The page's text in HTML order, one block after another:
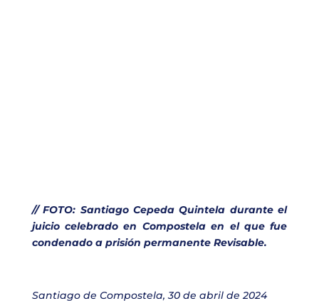
// FOTO: Santiago Cepeda Quintela durante el
juicio celebrado en Compostela en el que fue
condenado a prisión permanente Revisable.
Santiago de Compostela, 30 de abril de 2024